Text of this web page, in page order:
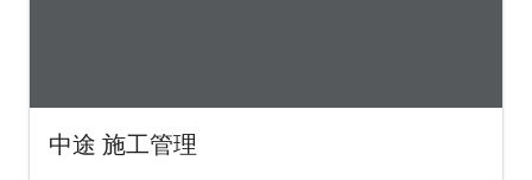
中途 施工管理